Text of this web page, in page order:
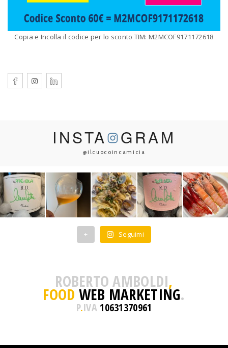
Copia e Incolla il codice per lo sconto TIM: M2MCOF9171172618
INSTA GRAM
@ilcuocoincamicia
+ Seguimi
ROBERTO AMBOLDI,
FOOD WEB MARKETING.
P.IVA10631370961